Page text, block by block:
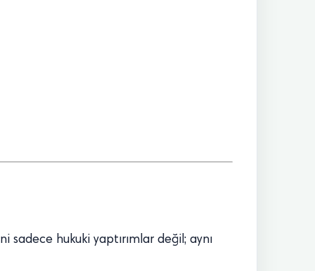
sadece hukuki yaptırımlar değil; aynı